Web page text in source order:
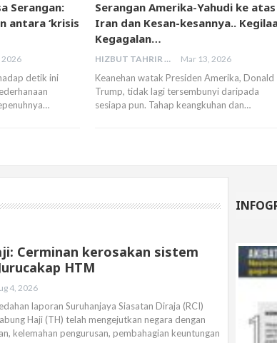
Serangan:
antara ‘krisis
2026
detik ini
Serangan Amerika-Yahudi ke atas
Iran dan Kesan-kesannya..
Kegagalan…
HIZBUT TAHRIR MALAYSIA Mar 13, 2026
Keanehan watak Presiden Amerika, Donald
Trump, tidak lagi tersembunyi daripada
sesiapa pun. Tahap keangkuhan dan…
Cerminan kerosakan sistem
HTM
4, 2026
laporan Suruhanjaya Siasatan Diraja (RCI)
Haji (TH) telah mengejutkan negara dengan
kelemahan pengurusan, pembahagian keuntungan